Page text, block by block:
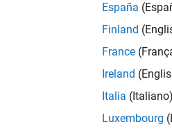
Senior Software
Senior
FR-Meudon|
Leverage
automated
1
España
Finland
France
Ireland
Italia (Italiano)
Luxembourg